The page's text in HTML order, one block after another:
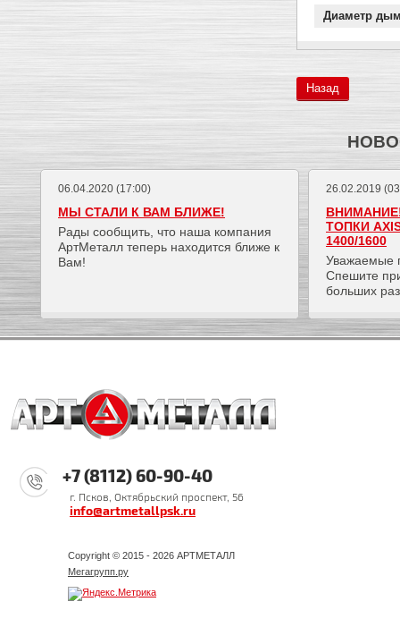
Диаметр
Назад
06.04.2020 (17:00)
МЫ СТАЛИ К ВАМ БЛИЖЕ!
Рады сообщить, что наша компания
АртМеталл теперь находится ближе к
Вам!
26.02.2019
ТОПКИ
1400/1600
Уважаемые
Спешите
больших
+7 (8112) 60-90-40
г. Псков, Октябрьский проспект, 56
info@artmetallpsk.ru
Copyright © 2015 - 2026 АРТМЕТАЛЛ
Мегагрупп.ру